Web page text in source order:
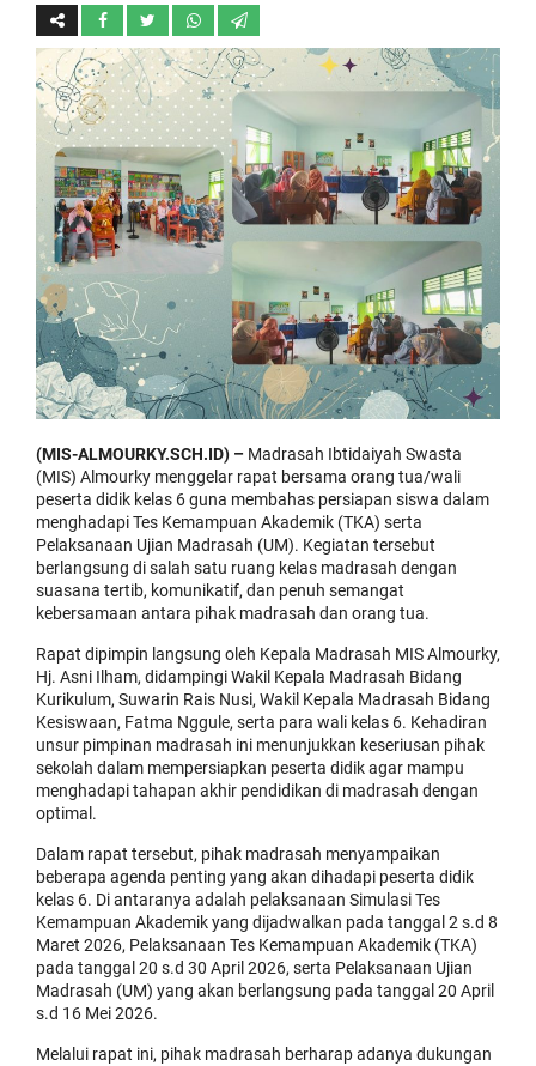
(MIS-ALMOURKY.SCH.ID) – Madrasah Ibtidaiyah Swasta
(MIS) Almourky menggelar rapat bersama orang tua/wali
peserta didik kelas 6 guna membahas persiapan siswa dalam
menghadapi Tes Kemampuan Akademik (TKA) serta
Pelaksanaan Ujian Madrasah (UM). Kegiatan tersebut
berlangsung di salah satu ruang kelas madrasah dengan
suasana tertib, komunikatif, dan penuh semangat
kebersamaan antara pihak madrasah dan orang tua.
Rapat dipimpin langsung oleh Kepala Madrasah MIS Almourky,
Hj. Asni Ilham, didampingi Wakil Kepala Madrasah Bidang
Kurikulum, Suwarin Rais Nusi, Wakil Kepala Madrasah Bidang
Kesiswaan, Fatma Nggule, serta para wali kelas 6. Kehadiran
unsur pimpinan madrasah ini menunjukkan keseriusan pihak
sekolah dalam mempersiapkan peserta didik agar mampu
menghadapi tahapan akhir pendidikan di madrasah dengan
optimal.
Dalam rapat tersebut, pihak madrasah menyampaikan
beberapa agenda penting yang akan dihadapi peserta didik
kelas 6. Di antaranya adalah pelaksanaan Simulasi Tes
Kemampuan Akademik yang dijadwalkan pada tanggal 2 s.d 8
Maret 2026, Pelaksanaan Tes Kemampuan Akademik (TKA)
pada tanggal 20 s.d 30 April 2026, serta Pelaksanaan Ujian
Madrasah (UM) yang akan berlangsung pada tanggal 20 April
s.d 16 Mei 2026.
Melalui rapat ini, pihak madrasah berharap adanya dukungan